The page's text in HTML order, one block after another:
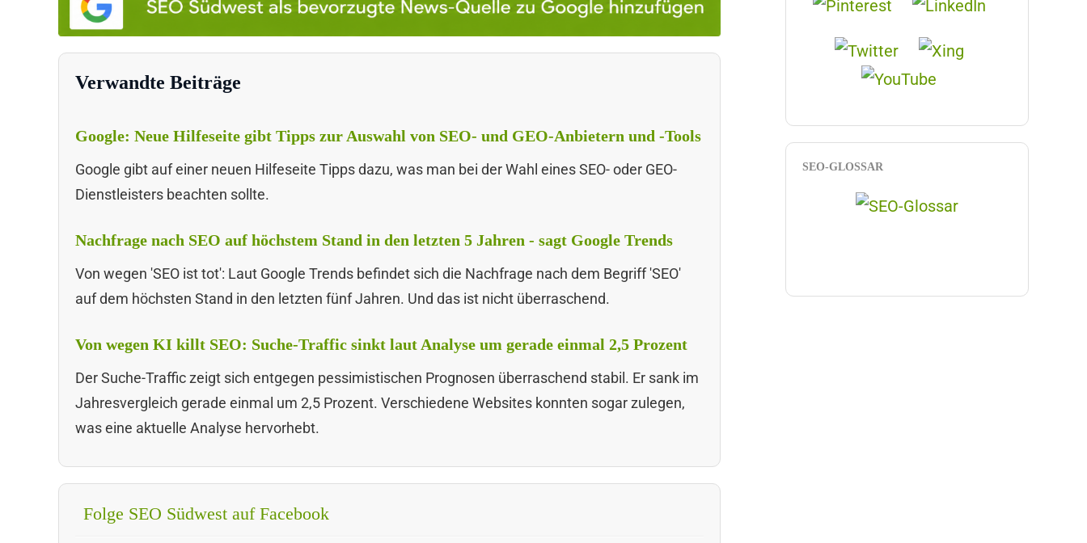
Verwandte Beiträge
Google: Neue Hilfeseite gibt Tipps zur Auswahl von SEO- und GEO-Anbietern und -Tools
Google gibt auf einer neuen Hilfeseite Tipps dazu, was man bei der Wahl eines SEO- oder GEO-
Dienstleisters beachten sollte.
Nachfrage nach SEO auf höchstem Stand in den letzten 5 Jahren - sagt Google Trends
Von wegen 'SEO ist tot': Laut Google Trends befindet sich die Nachfrage nach dem Begriff 'SEO'
auf dem höchsten Stand in den letzten fünf Jahren. Und das ist nicht überraschend.
Von wegen KI killt SEO: Suche-Traffic sinkt laut Analyse um gerade einmal 2,5 Prozent
Der Suche-Traffic zeigt sich entgegen pessimistischen Prognosen überraschend stabil. Er sank im
Jahresvergleich gerade einmal um 2,5 Prozent. Verschiedene Websites konnten sogar zulegen,
was eine aktuelle Analyse hervorhebt.
Folge SEO Südwest auf Facebook
SEO-GLOSSAR